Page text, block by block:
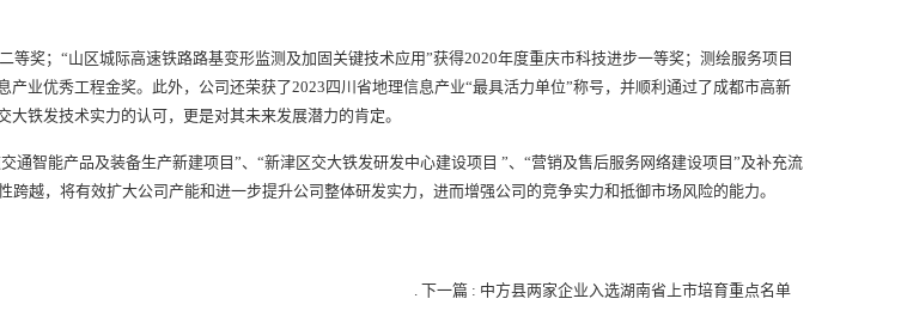
；“山区城际高速铁路路基变形监测及加固关键技术应用”获得2020年度重庆市科技进步一等奖；测绘服务项目
业优秀工程金奖。此外，公司还荣获了2023四川省地理信息产业“最具活力单位”称号，并顺利通过了成都市高新
铁发技术实力的认可，更是对其未来发展潜力的肯定。
智能产品及装备生产新建项目”、“新津区交大铁发研发中心建设项目 ”、“营销及售后服务网络建设项目”及补充流
越，将有效扩大公司产能和进一步提升公司整体研发实力，进而增强公司的竞争实力和抵御市场风险的能力。
. 下一篇 : 中方县两家企业入选湖南省上市培育重点名单